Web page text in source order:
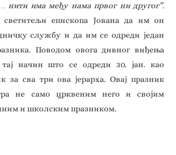
нити има међу нама првог ни другог”.
светитељи епископа Јована да им он
службу и да им се одреди један
Поводом овога дивног виђења
начин што се одреди 30. јан. као
за сва три ова јерарха. Овај празник
не само црквеним него и својим
и школским празником.